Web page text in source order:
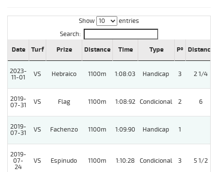
Show
entries
Search:
Date
Turf Prize Distance Time Type Pº Distance
2023-
11-01
VS Hebraico 1100m 1:08:03 Handicap 3 2 1/4
2019-
07-31
VS Flag 1100m 1:08:92 Condicional 2 6
2019-
07-31
VS Fachenzo 1100m 1:09:90 Handicap 1
2019-
07-
24
VS Espinudo 1100m 1:10:28 Condicional 3 5 1/2